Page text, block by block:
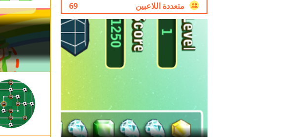
متعددة اللاعبين
69